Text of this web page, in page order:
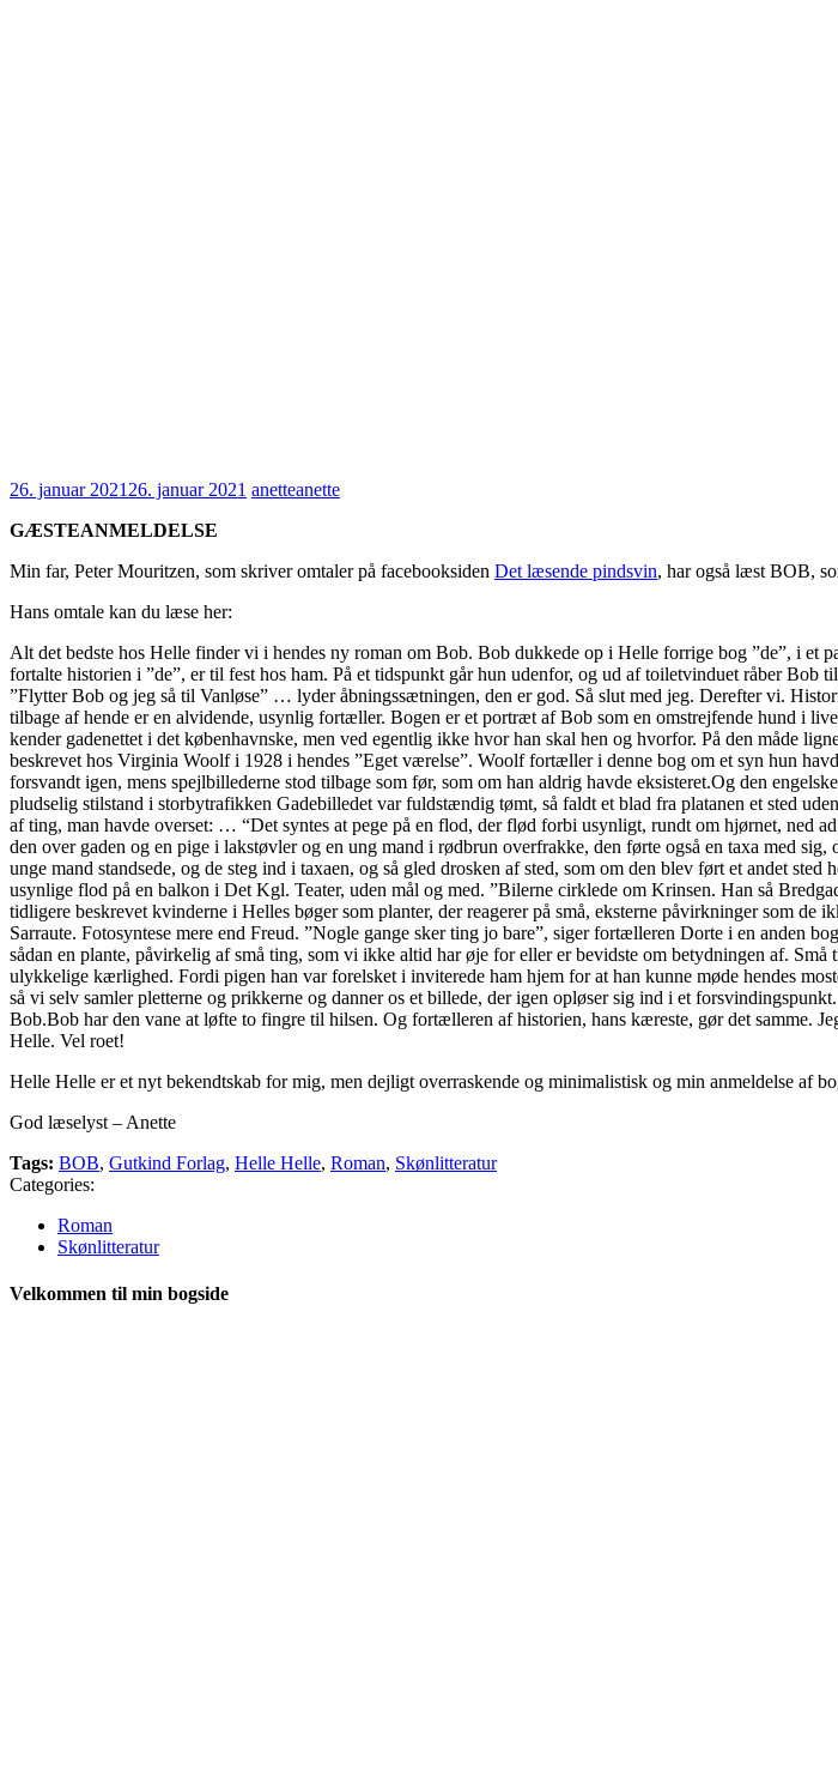
26. januar 2021 26. januar 2021 anetteanette
GÆSTEANMELDELSE
Min far, Peter Mouritzen, som skriver omtaler på facebooksiden Det læsende pindsvin, har også læst BOB,
Hans omtale kan du læse her:
Alt det bedste hos Helle finder vi i hendes ny roman om Bob. Bob dukkede op i Helle forrige bog ”de”, i et
fortalte historien i ”de”, er til fest hos ham. På et tidspunkt går hun udenfor, og ud af toiletvinduet råber
”Flytter Bob og jeg så til Vanløse” … lyder åbningssætningen, den er god. Så slut med jeg. Derefter vi.
tilbage af hende er en alvidende, usynlig fortæller. Bogen er et portræt af Bob som en omstrejfende hund i
kender gadenettet i det københavnske, men ved egentlig ikke hvor han skal hen og hvorfor. På den måde
beskrevet hos Virginia Woolf i 1928 i hendes ”Eget værelse”. Woolf fortæller i denne bog om et syn hun
forsvandt igen, mens spejlbillederne stod tilbage som før, som om han aldrig havde eksisteret.Og den
pludselig stilstand i storbytrafikken Gadebilledet var fuldstændig tømt, så faldt et blad fra platanen et sted
af ting, man havde overset: … “Det syntes at pege på en flod, der flød forbi usynligt, rundt om hjørnet, ned
den over gaden og en pige i lakstøvler og en ung mand i rødbrun overfrakke, den førte også en taxa med
unge mand standsede, og de steg ind i taxaen, og så gled drosken af sted, som om den blev ført et andet
usynlige flod på en balkon i Det Kgl. Teater, uden mål og med. ”Bilerne cirklede om Krinsen. Han så
tidligere beskrevet kvinderne i Helles bøger som planter, der reagerer på små, eksterne påvirkninger som
Sarraute. Fotosyntese mere end Freud. ”Nogle gange sker ting jo bare”, siger fortælleren Dorte i en anden
sådan en plante, påvirkelig af små ting, som vi ikke altid har øje for eller er bevidste om betydningen af.
ulykkelige kærlighed. Fordi pigen han var forelsket i inviterede ham hjem for at han kunne møde hendes
så vi selv samler pletterne og prikkerne og danner os et billede, der igen opløser sig ind i et
Bob.Bob har den vane at løfte to fingre til hilsen. Og fortælleren af historien, hans kæreste, gør det samme.
Helle. Vel roet!
Helle Helle er et nyt bekendtskab for mig, men dejligt overraskende og minimalistisk og min anmeldelse af
God læselyst – Anette
Tags: BOB, Gutkind Forlag, Helle Helle, Roman, Skønlitteratur
Categories:
Roman
Skønlitteratur
Velkommen til min bogside